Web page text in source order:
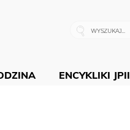
ENCYKLIKI JPII